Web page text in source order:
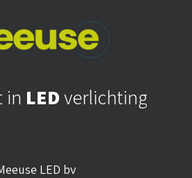
in LEDverlichting
LED bv